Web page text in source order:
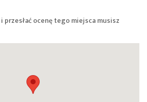
przesłać ocenę tego miejsca musisz